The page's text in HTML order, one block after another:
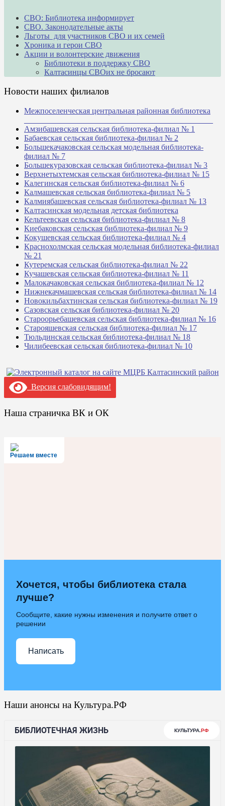
СВО: Библиотека информирует
СВО. Законодательные акты
Льготы для участников СВО и их семей
Хроника и герои СВО
Акции и волонтерские движения
Библиотеки в поддержку СВО
Калтасинцы СВОих не бросают
Новости наших филиалов
Межпоселенческая центральная районная библиотека
Амзибашевская сельская библиотека-филиал № 1
Бабаевская сельская библиотека-филиал № 2
Большекачаковская сельская модельная библиотека-
филиал № 7
Большекуразовская сельская библиотека-филиал № 3
Верхнетыхтемская сельская библиотека-филиал № 15
Калегинская сельская библиотека-филиал № 6
Калмашевская сельская библиотека-филиал № 5
Калмиябашевская сельская библиотека-филиал № 13
Калтасинская модельная детская библиотека
Кельтеевская сельская библиотека-филиал № 8
Киебаковская сельская библиотека-филиал № 9
Кокушевская сельская библиотека-филиал № 4
Краснохолмская сельская модельная библиотека-филиал
№ 21
Кутеремская сельская библиотека-филиал № 22
Кучашевская сельская библиотека-филиал № 11
Малокачаковская сельская библиотека-филиал № 12
Нижнекачмашевская сельская библиотека-филиал № 14
Новокильбахтинская сельская библиотека-филиал № 19
Сазовская сельская библиотека-филиал № 20
Староорьебашевская сельская библиотека-филиал № 16
Старояшевская сельская библиотека-филиал № 17
Тюльдинская сельская библиотека-филиал № 18
Чилибеевская сельская библиотека-филиал № 10
Версия слабовидящим!
Наша страничка ВК и ОК
Решаем вместе
Хочется, чтобы библиотека стала
лучше?
Сообщите, какие нужны изменения и получите ответ о
решении
Написать
Наши анонсы на Культура.РФ